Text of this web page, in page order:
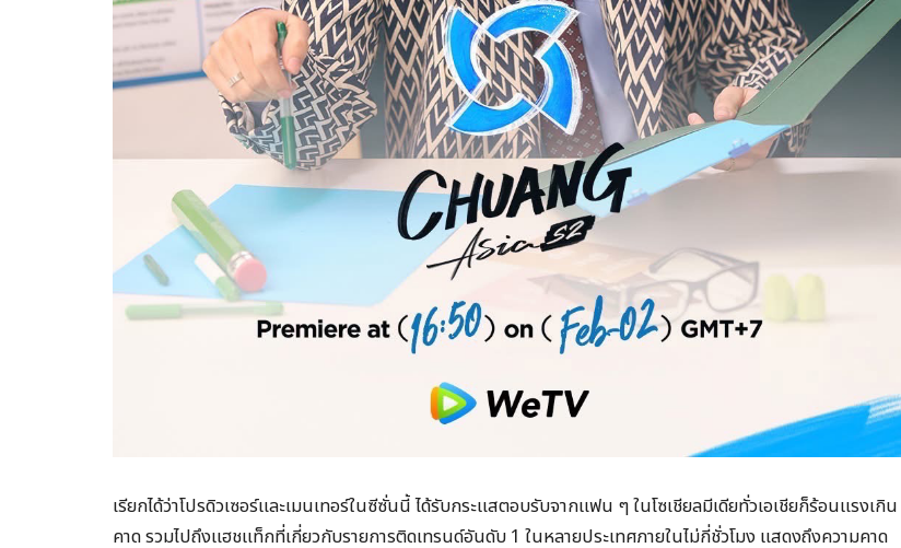
เรียกได้ว่าโปรดิวเซอร์และเมนเทอร์ในซีซั่นนี้ ได้รับกระแสตอบรับจากแฟน ๆ ในโซเชียลมีเดียทั่วเอเชียก็ร้อนแรงเกิน
คาด รวมไปถึงแฮชแท็กที่เกี่ยวกับรายการติดเทรนด์อันดับ 1 ในหลายประเทศภายในไม่กี่ชั่วโมง แสดงถึงความคาด